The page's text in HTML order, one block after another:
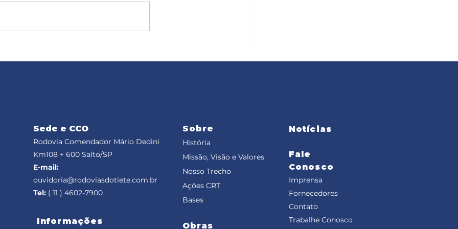
a passagem
obras de conservação e
Sede e CCO
Rodovia Comendador Mário Dedini
Km108 + 600 Salto/SP
E-mail:
ouvidoria@rodoviasdotiete.com.br
Tel: ( 11 ) 4602-7900
Informações
Sobre
História
Missão, Visão e Valores
Nosso Trecho
Ações CRT
Bases
Obras
Notícias
Fale
Conosco
Imprensa
Fornecedores
Contato
Trabalhe Conosco